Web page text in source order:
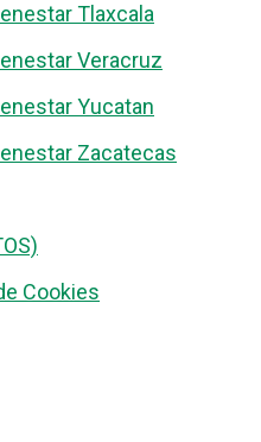
Tlaxcala
Veracruz
Yucatan
Zacatecas
Cookies